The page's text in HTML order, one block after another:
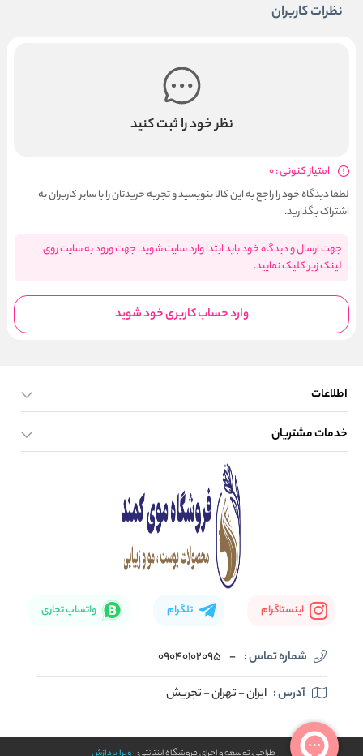
نظرات کاربران
نظر خود را ثبت کنید
امتیاز کنونی : 0
لطفا دیدگاه خود را راجع به این کالا بنویسید و تجربه خریدتان را با سایر کاربران به
اشتراک بگذارید.
جهت ارسال و دیدگاه خود باید ابتدا وارد سایت شوید. جهت ورود به سایت روی
لینک زیر کلیک نمایید.
وارد حساب کاربری خود شوید
اطلاعات
صفحه اصلی
خدمات مشتریان
اینستاگرام تلگرام واتساپ تجاری
شماره تماس : -
09040102095
آدرس : ایران - تهران - تجریش